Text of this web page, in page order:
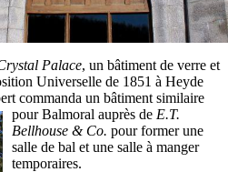
Palace, un bâtiment de verre et
Universelle de 1851 à Heyde
commanda un bâtiment similaire
pourBalmoral auprès de E.T.
Bellhouse & Co. pour former une
salle de bal et une salle à manger
temporaires.